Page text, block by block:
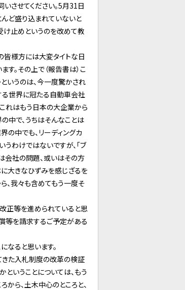
させてください。5月31日
ど盛り込まれていないと
け止めというのを改めて教
様方には大変タイトな日
。その上で（報告書は）こ
いうのは、今一度驚かされ
る世界に冠たる自動車会社
れはもう日本の大企業から
中で、うちはそんなことは
の中でも、リーディングカ
わけではないですが、「ブ
会社の問題、或いはその方
大きなひずみを感じざるを
、我々も含めてもう一度そ
正等を進められていると思
等を請求するご予定がある
なると思います。
きた入札制度の改革の検証
ということについては、もう
から、土木中心のところと、